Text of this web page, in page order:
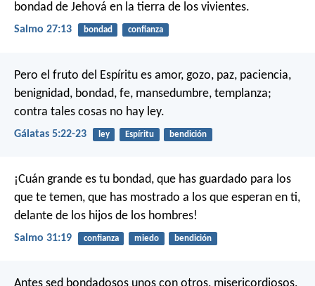
bondad de Jehová en la tierra de los vivientes.
Salmo 27:13 bondad confianza
Pero el fruto del Espíritu es amor, gozo, paz, paciencia,
benignidad, bondad, fe, mansedumbre, templanza;
contra tales cosas no hay ley.
Gálatas 5:22-23 ley Espíritu bendición
¡Cuán grande es tu bondad, que has guardado para los
que te temen, que has mostrado a los que esperan en ti,
delante de los hijos de los hombres!
Salmo 31:19 confianza miedo bendición